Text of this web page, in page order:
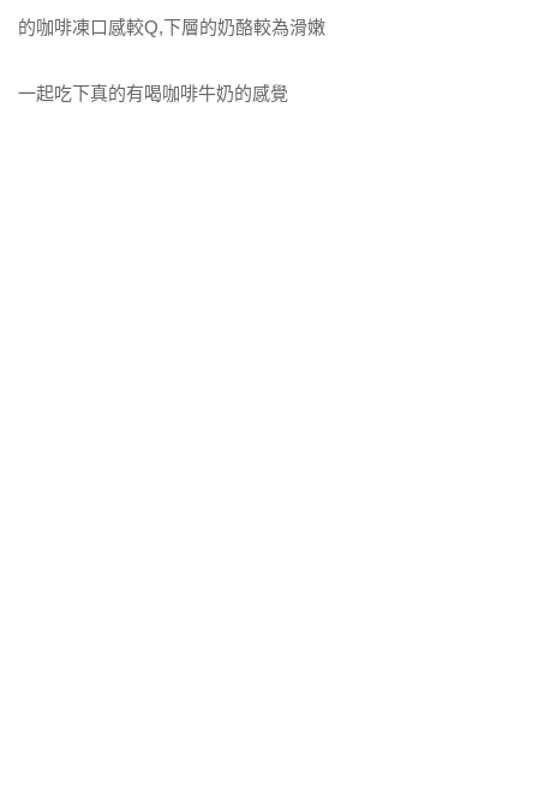
的咖啡凍口感較Q,下層的奶酪較為滑嫩
一起吃下真的有喝咖啡牛奶的感覺